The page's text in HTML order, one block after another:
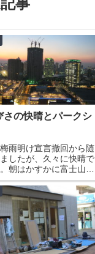
事
さの快晴とパークシ
雨明け宣言撤回から随
したが、久々に快晴で
朝はかすかに富士山も
ました。日没時間の豊
っぱり綺麗です。パーク
もずいぶん高くなったな